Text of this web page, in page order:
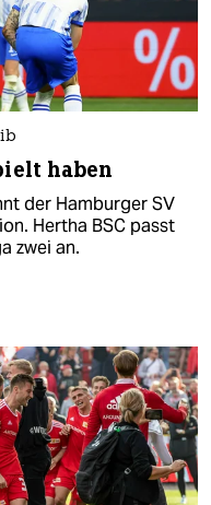
haben
der Hamburger SV
Hertha BSC passt
zwei an.